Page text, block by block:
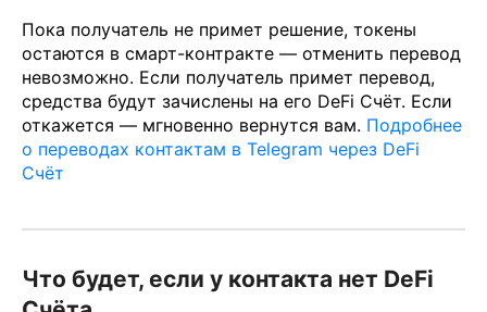
Пока получатель не примет решение, токены
остаются в смарт-контракте — отменить перевод
невозможно. Если получатель примет перевод,
средства будут зачислены на его DeFi Счёт. Если
откажется — мгновенно вернутся вам. Подробнее
о переводах контактам в Telegram через DeFi
Счёт
Что будет, если у контакта нет DeFi